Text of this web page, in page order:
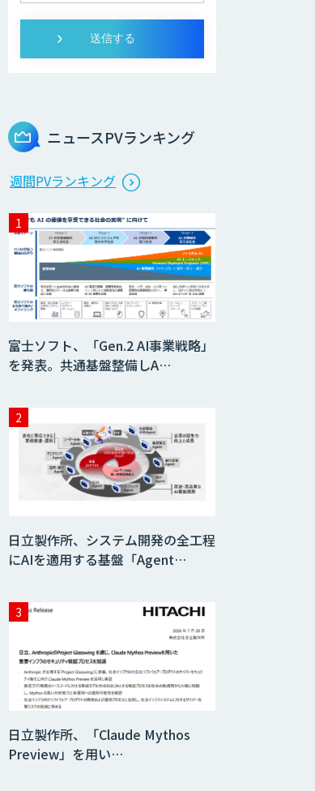
ニュースPVランキング
週間PVランキング
富士ソフト、「Gen.2 AI事業戦略」
を発表。共通基盤整備しA…
日立製作所、システム開発の全工程
にAIを適用する基盤「Agent…
日立製作所、「Claude Mythos
Preview」を用い…